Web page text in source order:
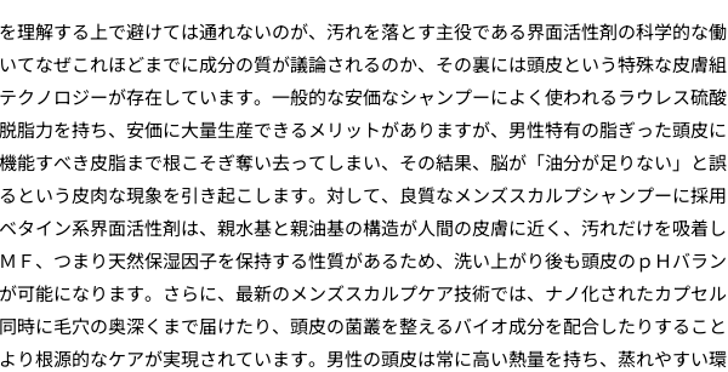
理解する上で避けては通れないのが、汚れを落とす主役である界面活性剤の科学的な働
てなぜこれほどまでに成分の質が議論されるのか、その裏には頭皮という特殊な皮膚組
クノロジーが存在しています。一般的な安価なシャンプーによく使われるラウレス硫酸
脂力を持ち、安価に大量生産できるメリットがありますが、男性特有の脂ぎった頭皮に
能すべき皮脂まで根こそぎ奪い去ってしまい、その結果、脳が「油分が足りない」と誤
という皮肉な現象を引き起こします。対して、良質なメンズスカルプシャンプーに採用
タイン系界面活性剤は、親水基と親油基の構造が人間の皮膚に近く、汚れだけを吸着し
Ｆ、つまり天然保湿因子を保持する性質があるため、洗い上がり後も頭皮のｐＨバラン
可能になります。さらに、最新のメンズスカルプケア技術では、ナノ化されたカプセル
時に毛穴の奥深くまで届けたり、頭皮の菌叢を整えるバイオ成分を配合したりすること
り根源的なケアが実現されています。男性の頭皮は常に高い熱量を持ち、蒸れやすい環